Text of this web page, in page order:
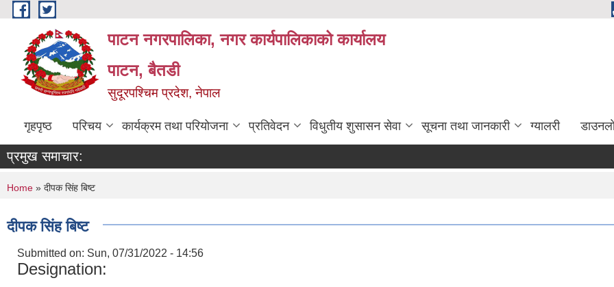
Skip to main content
पाटन नगरपालिका, नगर कार्यपालिकाको कार्यालय
पाटन, बैतडी
सुदूरपश्चिम प्रदेश, नेपाल
गृहपृष्ठ परिचय कार्यक्रम तथा परियोजना प्रतिवेदन विधुतीय शुसासन सेवा सूचना तथा जानकारी ग्यालरी
प्रमुख समाचार:
You are here
Home » दीपक सिंह बिष्‍ट
दीपक सिंह बिष्‍ट
Submitted on: Sun, 07/31/2022 - 14:56
Designation: